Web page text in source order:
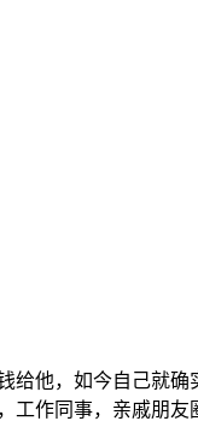
他，如今自己就确
工作同事，亲戚朋友